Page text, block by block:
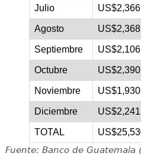
Julio
Agosto
Septiembre
Octubre
Noviembre
Diciembre
TOTAL
Fuente: Banco de Guatemala